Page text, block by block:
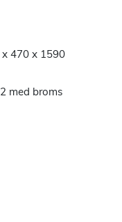
x 470 x 1590
med broms